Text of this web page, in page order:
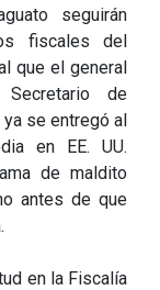
seguirán
fiscales del
que el general
de
se entregó al
en EE. UU.
de maldito
antes de que
en la Fiscalía